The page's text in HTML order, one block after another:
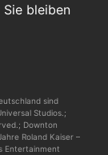
bleiben
sind
Studios.;
Downton
Roland Kaiser –
Entertainment